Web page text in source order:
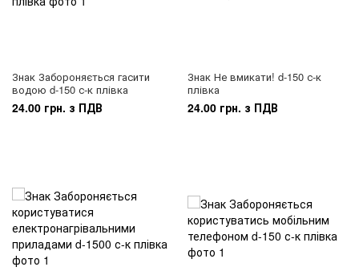
Знак Забороняється гасити
водою d-150 с-к плівка
24.00 грн. з ПДВ
Знак Не вмикати! d-150 с-к
плівка
24.00 грн. з ПДВ